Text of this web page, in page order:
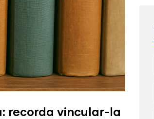
recorda vincular-la